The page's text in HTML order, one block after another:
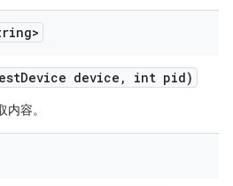
Device device , int pid)
容。